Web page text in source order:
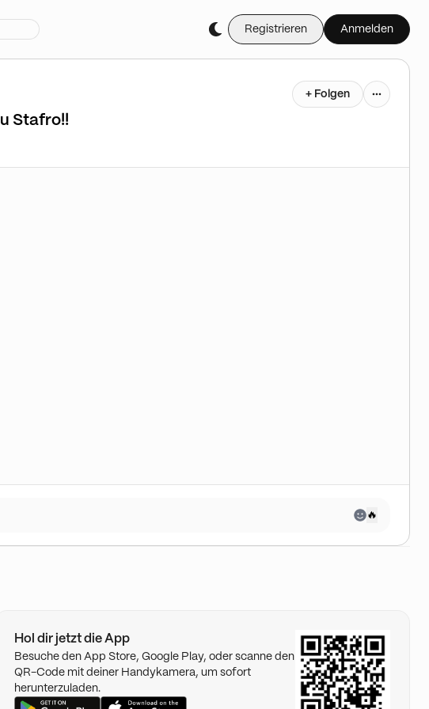
Registrieren Anmelden
+ Folgen
Stafro!!
🔥
Hol dir jetzt die App
Besuche den App Store, Google Play, oder scanne den
QR-Code mit deiner Handykamera, um sofort
herunterzuladen.